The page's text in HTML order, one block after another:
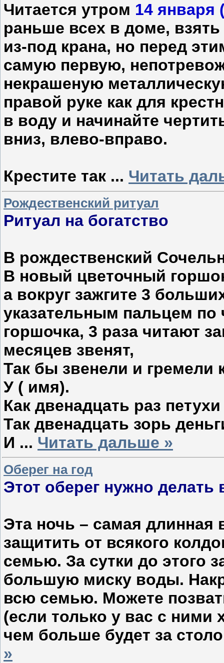
Читается утром 14
раньше всех в доме,
из-под крана, но перед
самую первую,
некрашеную
правой руке как для
в воду и начинайте
вниз, влево-вправо.
Крестите так ... Читать
Рождественский ритуал
Ритуал на богатство
В рождественский
В новый цветочный
а вокруг зажгите 3
указательным пальцем по
горшочка, 3 раза читают
месяцев звенят,
Так бы звенели и гремели
У ( имя).
Как двенадцать раз петухи
Так двенадцать зорь
И ... Читать дальше »
Оберег на год
Этот оберег нужно делать
Эта ночь – самая длинная
защитить от всякого
семью. За сутки до этого
большую миску воды.
всю семью. Можете
(если только у вас с
чем больше будет за
»